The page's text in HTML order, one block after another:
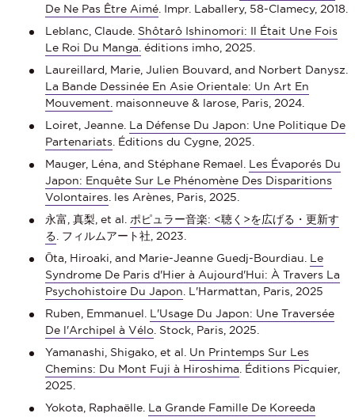
De Ne Pas Être Aimé. Impr. Laballery, 58-Clamecy, 2018.
Leblanc, Claude. Shôtarô Ishinomori: Il Était Une Fois
Le Roi Du Manga. éditions imho, 2025.
Laureillard, Marie, Julien Bouvard, and Norbert Danysz.
La Bande Dessinée En Asie Orientale: Un Art En
Mouvement. maisonneuve & larose, Paris, 2024.
Loiret, Jeanne. La Défense Du Japon: Une Politique De
Partenariats. Éditions du Cygne, 2025.
Mauger, Léna, and Stéphane Remael. Les Évaporés Du
Japon: Enquête Sur Le Phénomène Des Disparitions
Volontaires. les Arènes, Paris, 2025.
永富, 真梨, et al.ポピュラー音楽: <聴く>を広げる・更新す
る. フィルムアート社, 2023.
Ōta, Hiroaki, and Marie-Jeanne Guedj-Bourdiau. Le
Syndrome De Paris d'Hier à Aujourd'Hui: À Travers La
Psychohistoire Du Japon. L'Harmattan, Paris, 2025
Ruben, Emmanuel. L'Usage Du Japon: Une Traversée
De l'Archipel à Vélo. Stock, Paris, 2025.
Yamanashi, Shigako, et al. Un Printemps Sur Les
Chemins: Du Mont Fuji à Hiroshima. Éditions Picquier,
2025.
Yokota, Raphaëlle. La Grande Famille De Koreeda